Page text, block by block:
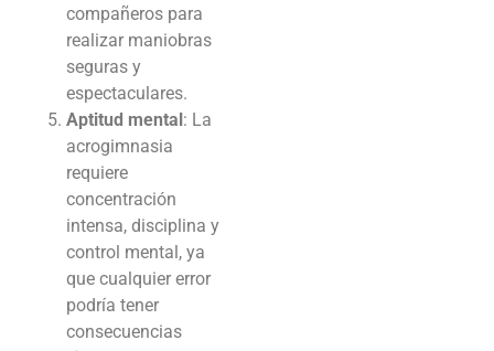
compañeros para
realizar maniobras
seguras y
espectaculares.
Aptitud mental: La
acrogimnasia
requiere
concentración
intensa, disciplina y
control mental, ya
que cualquier error
podría tener
consecuencias